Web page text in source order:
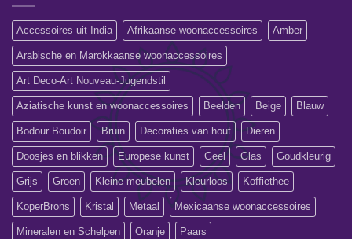
Accessoires uit India Afrikaanse woonaccessoires Amber
Arabische en Marokkaanse woonaccessoires
Art Deco-Art Nouveau-Jugendstil
Aziatische kunst en woonaccessoires Beelden Beige Blauw
Bodour Boudoir Bruin Decoraties van hout Dieren
Doosjes en blikken Europese kunst Geel Glas Goudkleurig
Grijs Groen Kleine meubelen Kleurloos Koffiethee
KoperBrons Kristal Metaal Mexicaanse woonaccessoires
Mineralen en Schelpen Oranje Paars